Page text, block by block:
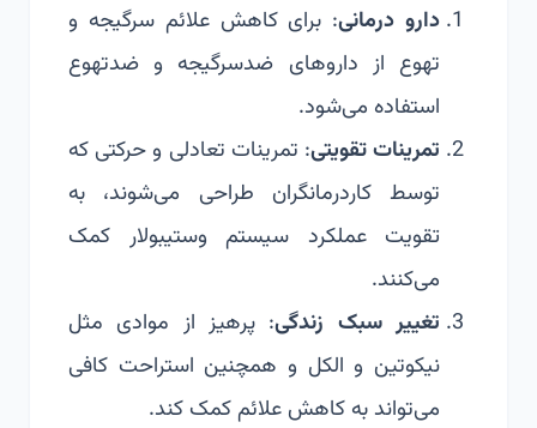
دارو درمانی: برای کاهش علائم سرگیجه و
تهوع از داروهای ضدسرگیجه و ضدتهوع
استفاده می‌شود.
تمرینات تقویتی: تمرینات تعادلی و حرکتی که
توسط کاردرمانگران طراحی می‌شوند، به
تقویت عملکرد سیستم وستیبولار کمک
می‌کنند.
تغییر سبک زندگی: پرهیز از موادی مثل
نیکوتین و الکل و همچنین استراحت کافی
می‌تواند به کاهش علائم کمک کند.